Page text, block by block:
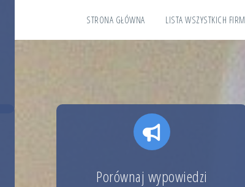
STRONA GŁÓWNA LISTA WSZYSTKICH FIRM
Porównaj wypowiedzi